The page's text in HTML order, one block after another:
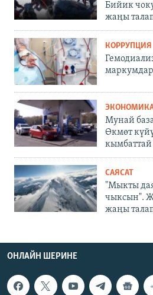
Бийик
жаңы
КОРРУПЦИЯ
Мунай
Өкмөт
кымбаттай
САЯСАТ
"Мыкты
чыксын".
жаңы
ОНЛАЙН ШЕРИНЕ